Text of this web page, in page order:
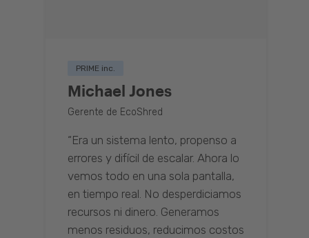
PRIME inc.
Michael Jones
Gerente de EcoShred
“Era un sistema lento, propenso a
errores y difícil de escalar. Ahora lo
vemos todo en una sola pantalla,
en tiempo real. No desperdiciamos
recursos ni dinero. Generamos
menos residuos, reducimos costos